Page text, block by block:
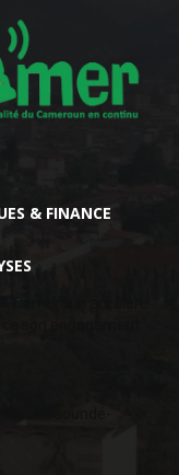
& FINANCE